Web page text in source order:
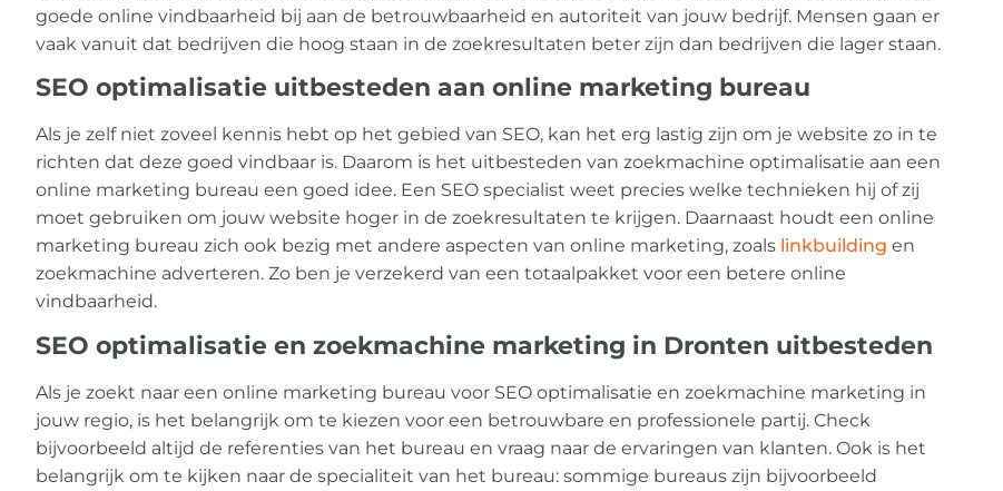
goede online vindbaarheid bij aan de betrouwbaarheid en autoriteit van jouw bedrijf. Mensen gaan er
vaak vanuit dat bedrijven die hoog staan in de zoekresultaten beter zijn dan bedrijven die lager staan.
SEO optimalisatie uitbesteden aan online marketing bureau
Als je zelf niet zoveel kennis hebt op het gebied van SEO, kan het erg lastig zijn om je website zo in te
richten dat deze goed vindbaar is. Daarom is het uitbesteden van zoekmachine optimalisatie aan een
online marketing bureau een goed idee. Een SEO specialist weet precies welke technieken hij of zij
moet gebruiken om jouw website hoger in de zoekresultaten te krijgen. Daarnaast houdt een online
marketing bureau zich ook bezig met andere aspecten van online marketing, zoals linkbuilding en
zoekmachine adverteren. Zo ben je verzekerd van een totaalpakket voor een betere online
vindbaarheid.
SEO optimalisatie en zoekmachine marketing in Dronten uitbesteden
Als je zoekt naar een online marketing bureau voor SEO optimalisatie en zoekmachine marketing in
jouw regio, is het belangrijk om te kiezen voor een betrouwbare en professionele partij. Check
bijvoorbeeld altijd de referenties van het bureau en vraag naar de ervaringen van klanten. Ook is het
belangrijk om te kijken naar de specialiteit van het bureau: sommige bureaus zijn bijvoorbeeld